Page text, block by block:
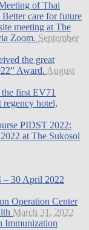
of Thai
care for future
meeting at The
Zoom. September
the great
Award. August
first EV71
hotel,
PIDST 2022:
at The Sukosol
– 30 April 2022
Operation Center
March 31, 2022
Immunization